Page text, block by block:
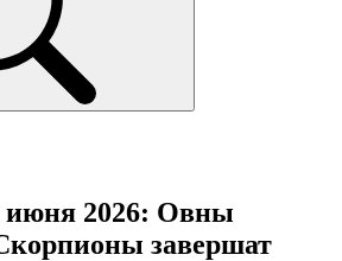
июня 2026: Овны
завершат